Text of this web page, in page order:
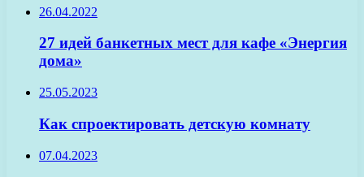
26.04.2022
27 идей банкетных мест для кафе «Энергия
дома»
25.05.2023
Как спроектировать детскую комнату
07.04.2023